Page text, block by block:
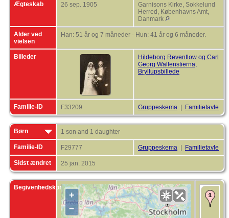
Ægteskab 26 sep. 1905
Garnisons Kirke, Sokkelund
Herred, Københavns Amt,
Danmark
Alder ved
vielsen
Han: 51 år og 7 måneder - Hun: 41 år og 6 måneder.
Billeder
Hildeborg Reventlow og Carl
Georg Wallenstierna,
Bryllupsbillede
Familie-ID F33209 Gruppeskema Familietavle
Børn 1 son and 1 daughter
Familie-ID F29777 Gruppeskema Familietavle
Sidst ændret 25 jan. 2015
Begivenhedskort
+
–